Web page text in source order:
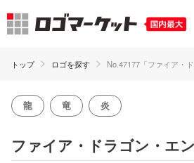
トップ ロゴを探す No.47177「ファイア・
龍 竜 炎
ファイア・ドラゴン・エ